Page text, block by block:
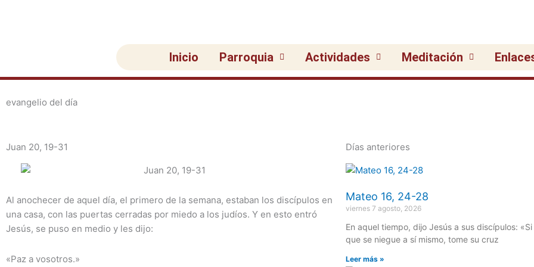
Inicio Parroquia Actividades Meditación
evangelio del día
Juan 20, 19-31
Al anochecer de aquel día, el primero de la semana, estaban los discípulos en
una casa, con las puertas cerradas por miedo a los judíos. Y en esto entró
Jesús, se puso en medio y les dijo:
«Paz a vosotros.»
Días anteriores
Mateo 16, 24-28
viernes 7 agosto, 2026
En aquel tiempo, dijo Jesús a sus discípulos:
que se niegue a sí mismo, tome su cruz
Leer más »
Página
Página
Página
Página
Página